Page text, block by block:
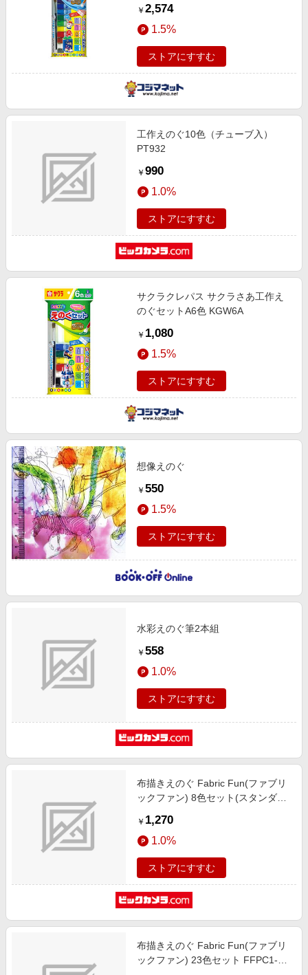
￥ 2,574
1.5%
ストアにすすむ
工作えのぐ10色（チューブ入）
PT932
￥ 990
1.0%
ストアにすすむ
サクラクレパス サクラさあ工作え
のぐセットA6色 KGW6A
￥ 1,080
1.5%
ストアにすすむ
想像えのぐ
￥ 550
1.5%
ストアにすすむ
水彩えのぐ筆2本組
￥ 558
1.0%
ストアにすすむ
布描きえのぐ Fabric Fun(ファブリ
ックファン) 8色セット(スタンダー
￥ 1,270
1.0%
ストアにすすむ
布描きえのぐ Fabric Fun(ファブリ
ックファン) 23色セット FFPC1-